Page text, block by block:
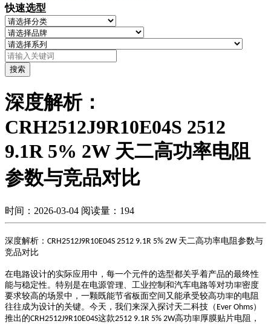
快速选型
搜索
深度解析：
CRH2512J9R10E04S 2512
9.1R 5% 2W 天二高功率电阻
参数与竞品对比
时间：2026-03-04 阅读量：194
深度解析： CRH2512J9R10E04S 2512 9.1R 5% 2W 天二高功率电阻参数与
竞品对比
在电路设计的实际应用中，每一个元件的选型都关乎着产品的最终性
能与稳定性。特别是在电源管理、工业控制和汽车电路等对功率密度
要求较高的场景中，一颗既能节省板面空间又能承受较高功率的电阻
往往成为设计的关键。今天，我们来深⼊探讨天二科技（ Ever Ohms）
推出的CRH2512J9R10E04S这款2512 9.1R 5% 2W高功率厚膜贴⽚电阻，